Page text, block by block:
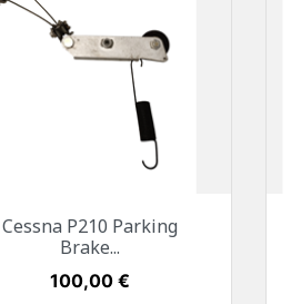
Vorschau
Cessna P210 Parking
Brake...
Preis
100,00 €